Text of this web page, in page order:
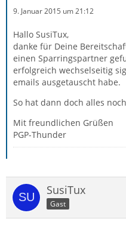
9. Januar 2015 um 21:12
Hallo SusiTux,
danke für Deine
einen Sparringspartner
erfolgreich wechselseitig
emails ausgetauscht habe.
So hat dann doch alles
Mit freundlichen Grüßen
PGP-Thunder
SusiTux
Gast